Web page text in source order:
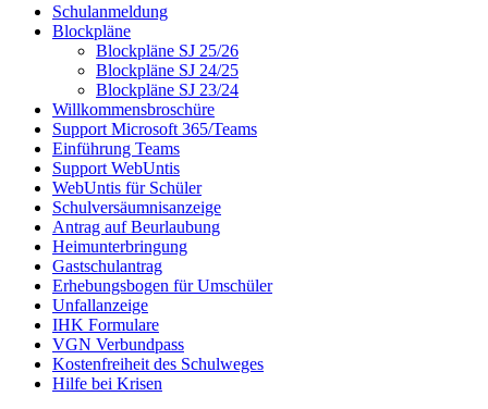
Schulanmeldung
Blockpläne
Blockpläne SJ 25/26
Blockpläne SJ 24/25
Blockpläne SJ 23/24
Willkommensbroschüre
Support Microsoft 365/Teams
Einführung Teams
Support WebUntis
WebUntis für Schüler
Schulversäumnisanzeige
Antrag auf Beurlaubung
Heimunterbringung
Gastschulantrag
Erhebungsbogen für Umschüler
Unfallanzeige
IHK Formulare
VGN Verbundpass
Kostenfreiheit des Schulweges
Hilfe bei Krisen